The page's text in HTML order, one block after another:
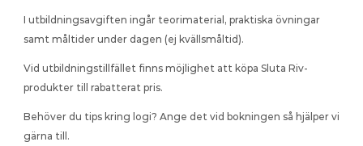
I utbildningsavgiften ingår teorimaterial, praktiska övningar
samt måltider under dagen (ej kvällsmåltid).
Vid utbildningstillfället finns möjlighet att köpa Sluta Riv-
produkter till rabatterat pris.
Behöver du tips kring logi? Ange det vid bokningen så hjälper vi
gärna till.